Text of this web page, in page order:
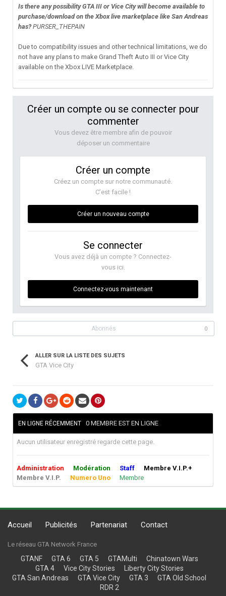
Is there any possibility GTA III or Vice City will become available to
purchase/download on the Xbox live marketplace like San Andreas
has?PURSER_THEPAIN
Due to compatibility issues and other technical limitations, we do
not have any plans to make Grand Theft Auto III or Vice City
available on the Xbox LIVE Marketplace.
Créer un compte ou se connecter pour
commenter
Vous devez être membre afin de pouvoir
déposer un commentaire
Créer un compte
Créez un compte sur notre communauté.
C’est facile !
Créer un nouveau compte
Se connecter
Vous avez déjà un compte ? Connectez-
vous ici.
Connectez-vous maintenant
Abonnés 0
ALLER SUR LA LISTE DES SUJETS
GTA Vice City
EN LIGNE RÉCEMMENT 0 MEMBRE EST EN LIGNE
Aucun utilisateur enregistré regarde cette page.
Administration Modération Staff
Membre V.I.P.+
Membre V.I.P.
Numero Uno Membre
Accueil Publicités Partenariat Contact
Le réseau GTA Network France
GTANF GTA 6 GTA 5 GTAMulti
Chinatown Wars
GTA 4
Vice City Stories
Liberty City Stories
GTA San Andreas
GTA Vice City GTA 3
GTA Old School
RDR 2